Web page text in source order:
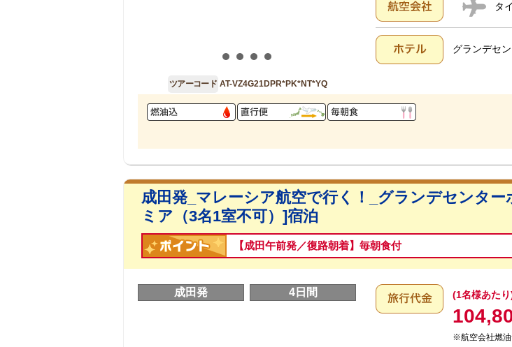
ツアーコード AT-VZ4G21DPR*PK*NT*YQ
タ
グランデセ
成田発_マレーシア航空で行く！_グランデセンタ
ミア（3名1室不可）]宿泊
【成田午前発／復路朝着】毎朝食付
成田発 4日間 (1名様あたり
※航空会社燃